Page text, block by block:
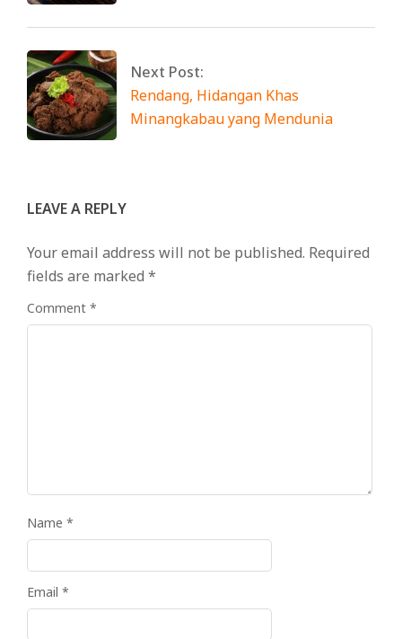
Next Post:
Rendang, Hidangan Khas
Minangkabau yang Mendunia
LEAVE A REPLY
Your email address will not be published. Required
fields are marked *
Comment *
Name *
Email *